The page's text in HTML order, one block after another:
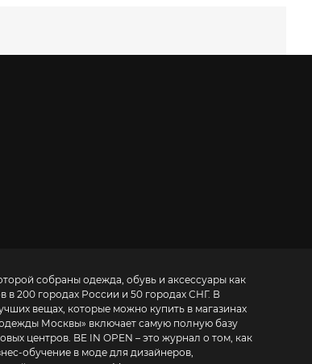
собраны одежда, обувь и аксессуары как
в 200 городах России и 50 городах СНГ. В
вещах, которые можно купить в магазинах
Москвы» включает самую полную базу
журнал о том, как
обучение в моде для дизайнеров,